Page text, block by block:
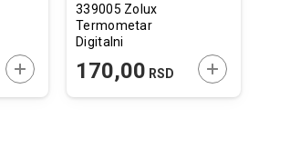
DODAJTE U KORPU
339005 Zolux
Termometar
Digitalni
170,00 RSD DODAJTE U